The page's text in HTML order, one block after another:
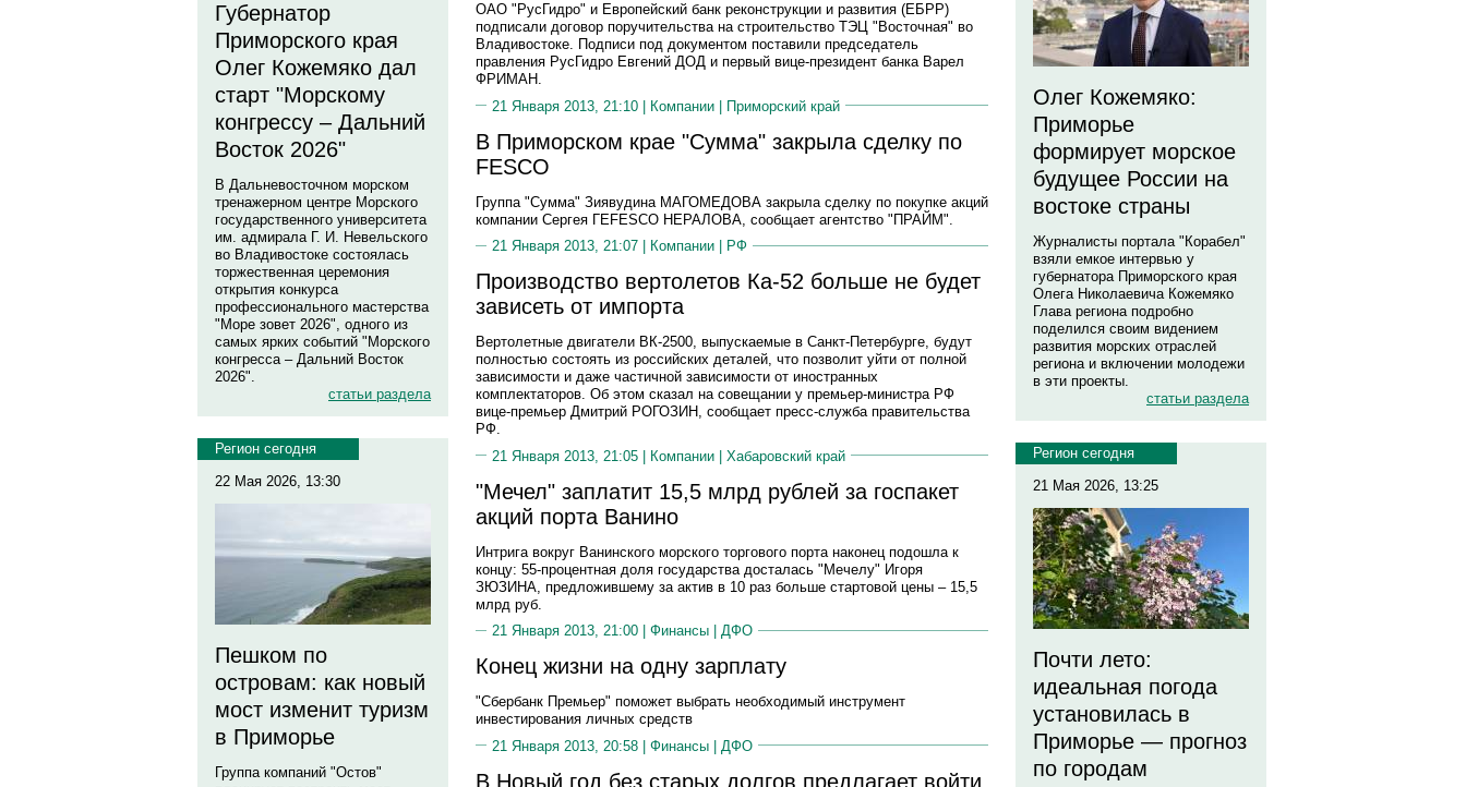
Губернатор
Приморского края
Олег Кожемяко дал
старт "Морскому
конгрессу – Дальний
Восток 2026"
В Дальневосточном морском
тренажерном центре Морского
государственного университета
им. адмирала Г. И. Невельского
во Владивостоке состоялась
торжественная церемония
открытия конкурса
профессионального мастерства
"Море зовет 2026", одного из
самых ярких событий "Морского
конгресса – Дальний Восток
2026".
статьи раздела
Регион сегодня
22 Мая 2026, 13:30
Пешком по
островам: как новый
мост изменит туризм
в Приморье
Группа компаний "Остов"
ОАО "РусГидро" и Европейский банк реконструкции и развития (ЕБРР)
подписали договор поручительства на строительство ТЭЦ "Восточная" во
Владивостоке. Подписи под документом поставили председатель
правления РусГидро Евгений ДОД и первый вице-президент банка Варел
ФРИМАН.
21 Января 2013, 21:10 | Компании | Приморский край
В Приморском крае "Сумма" закрыла сделку по
FESCO
Группа "Сумма" Зиявудина МАГОМЕДОВА закрыла сделку по покупке акций
компании Сергея ГЕFESCO НЕРАЛОВА, сообщает агентство "ПРАЙМ".
21 Января 2013, 21:07 |
Компании РФ
Производство вертолетов Ка-52 больше не будет
зависеть от импорта
Вертолетные двигатели ВК-2500, выпускаемые в Санкт-Петербурге, будут
полностью состоять из российских деталей, что позволит уйти от полной
зависимости и даже частичной зависимости от иностранных
комплектаторов. Об этом сказал на совещании у премьер-министра РФ
вице-премьер Дмитрий РОГОЗИН, сообщает пресс-служба правительства
РФ.
21 Января 2013, 21:05 | Компании | Хабаровский край
"Мечел" заплатит 15,5 млрд рублей за госпакет
акций порта Ванино
Интрига вокруг Ванинского морского торгового порта наконец подошла к
концу: 55-процентная доля государства досталась "Мечелу" Игоря
ЗЮЗИНА, предложившему за актив в 10 раз больше стартовой цены – 15,5
млрд руб.
21 Января 2013, 21:00 | Финансы ДФО
Конец жизни на одну зарплату
"Сбербанк Премьер" поможет выбрать необходимый инструмент
инвестирования личных средств
21 Января 2013, 20:58 | Финансы | ДФО
В Новый год без старых долгов предлагает войти
Олег Кожемяко:
Приморье
формирует морское
будущее России на
востоке страны
Журналисты портала "Корабел"
взяли емкое интервью у
губернатора Приморского края
Олега Николаевича Кожемяко
Глава региона подробно
поделился своим видением
развития морских отраслей
региона и включении молодежи
в эти проекты.
статьи раздела
Регион сегодня
21 Мая 2026, 13:25
Почти лето:
идеальная погода
установилась в
Приморье — прогноз
по городам